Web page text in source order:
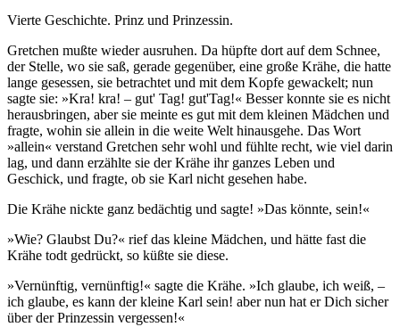
Vierte Geschichte. Prinz und Prinzessin.
Gretchen mußte wieder ausruhen. Da hüpfte dort auf dem Schnee,
der Stelle, wo sie saß, gerade gegenüber, eine große Krähe, die hatte
lange gesessen, sie betrachtet und mit dem Kopfe gewackelt; nun
sagte sie: »Kra! kra! – gut' Tag! gut'Tag!« Besser konnte sie es nicht
herausbringen, aber sie meinte es gut mit dem kleinen Mädchen und
fragte, wohin sie allein in die weite Welt hinausgehe. Das Wort
»allein« verstand Gretchen sehr wohl und fühlte recht, wie viel darin
lag, und dann erzählte sie der Krähe ihr ganzes Leben und
Geschick, und fragte, ob sie Karl nicht gesehen habe.
Die Krähe nickte ganz bedächtig und sagte! »Das könnte, sein!«
»Wie? Glaubst Du?« rief das kleine Mädchen, und hätte fast die
Krähe todt gedrückt, so küßte sie diese.
»Vernünftig, vernünftig!« sagte die Krähe. »Ich glaube, ich weiß, –
ich glaube, es kann der kleine Karl sein! aber nun hat er Dich sicher
über der Prinzessin vergessen!«